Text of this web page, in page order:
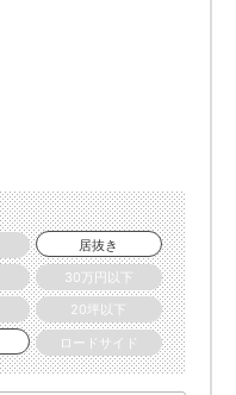
居抜き
30万円以下
20坪以下
ロードサイド